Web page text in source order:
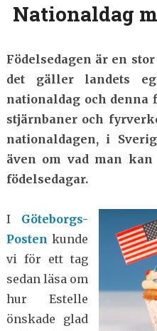
Nationaldag
Födelsedagen är en
det gäller landets
nationaldag och denna
stjärnbaner och
nationaldagen, i
även om vad man kan
födelsedagar.
I Göteborgs-
Posten kunde
vi för ett tag
sedan läsa om
hur Estelle
önskade glad